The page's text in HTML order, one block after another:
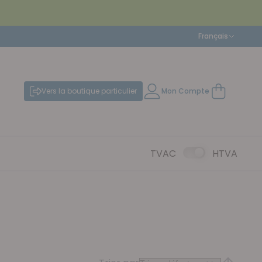
Langue
Français
Vers la boutique particulier Mon Compte Mon panier
TVAC HTVA